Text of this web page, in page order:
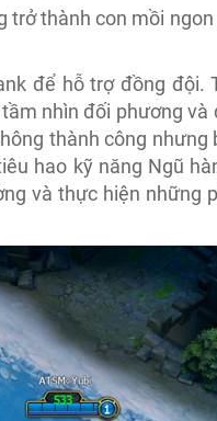
trở thành con mồi
để hỗ trợ đồng đội.
nhìn đối phương
thành công
hao kỹ năng Ngũ
và thực hiện những